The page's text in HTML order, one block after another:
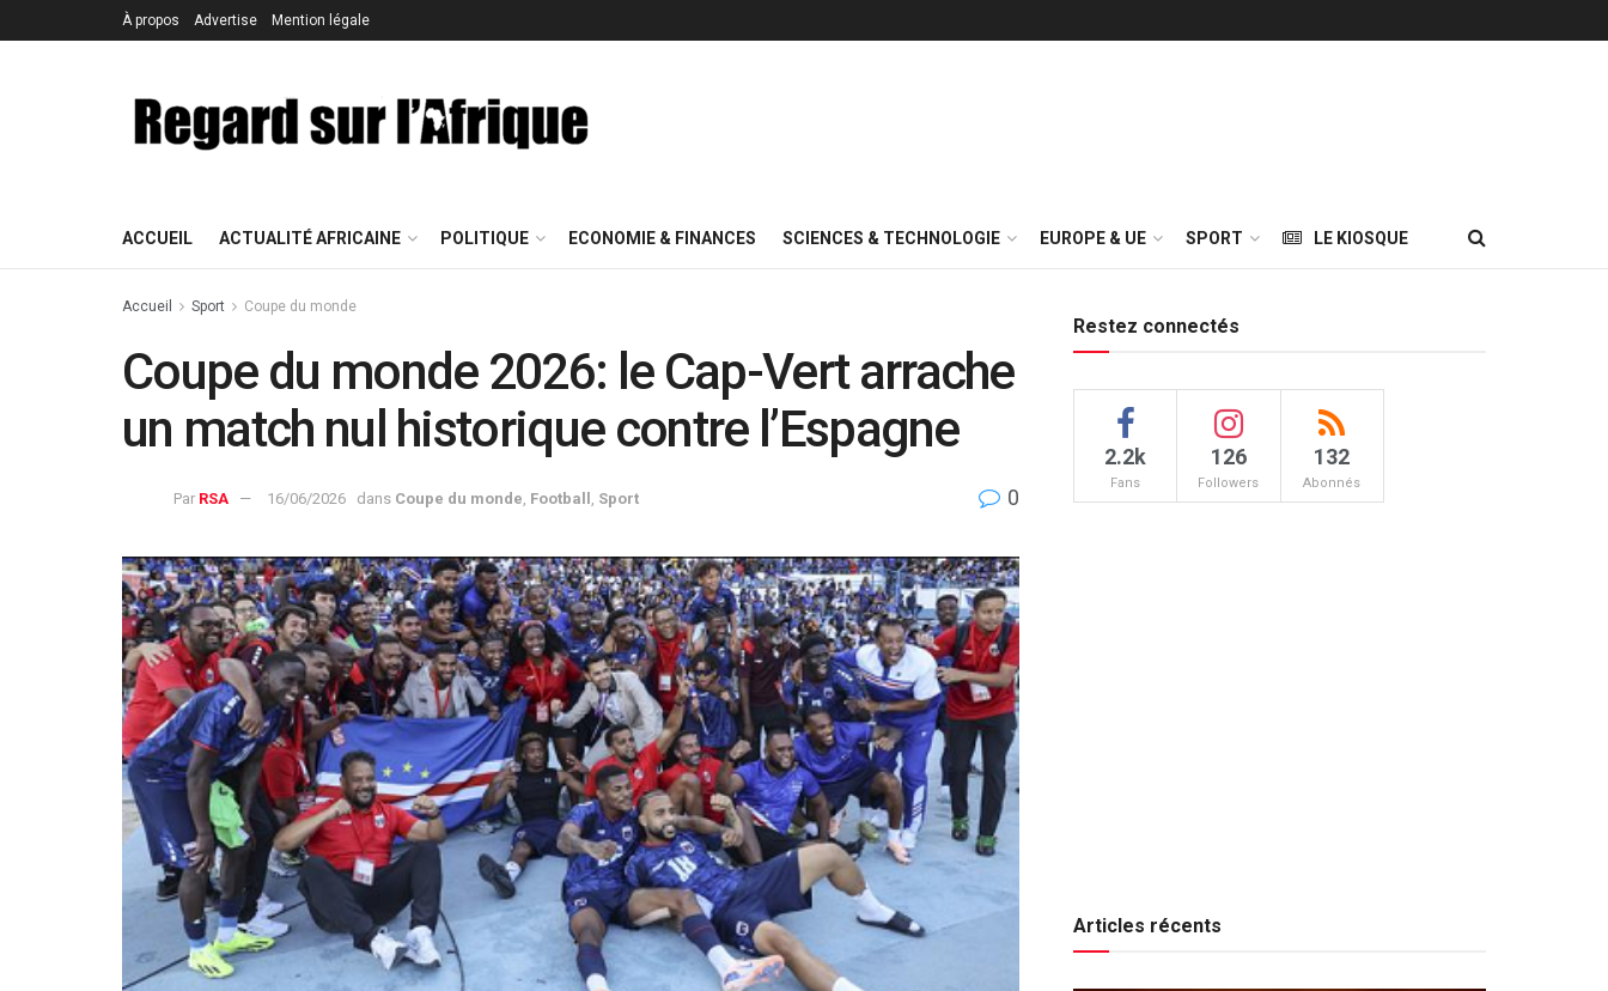
À propos Advertise Mention légale
ACCUEIL ACTUALITÉ AFRICAINE POLITIQUE ECONOMIE & FINANCES SCIENCES & TECHNOLOGIE EUROPE & UE SPORT LE KIOSQUE
Accueil Sport Coupe du monde
Coupe du monde 2026: le Cap-Vert arrache
un match nul historique contre l’Espagne
Par RSA 16/06/2026 dans Coupe du monde Football Sport 0
Restez connectés
2.2k
Fans
126
Followers
132
Abonnés
Articles récents